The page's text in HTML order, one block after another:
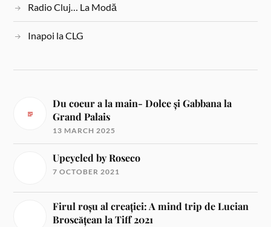
Radio Cluj… La Modă
Inapoi la CLG
Du coeur a la main- Dolce și Gabbana la
Grand Palais
13 MARCH 2025
Upcycled by Roseco
7 OCTOBER 2021
Firul roșu al creației: A mind trip de Lucian
Broscățean la Tiff 2021